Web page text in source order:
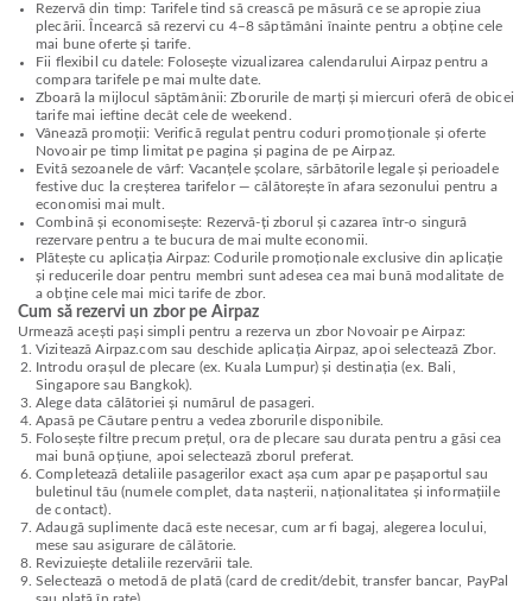
Rezervă din timp: Tarifele tind să crească pe măsură ce se apropie ziua
plecării. Încearcă să rezervi cu 4–8 săptămâni înainte pentru a obține cele
mai bune oferte și tarife.
Fii flexibil cu datele: Folosește vizualizarea calendarului Airpaz pentru a
compara tarifele pe mai multe date.
Zboară la mijlocul săptămânii: Zborurile de marți și miercuri oferă de obicei
tarife mai ieftine decât cele de weekend.
Vânează promoții: Verifică regulat pentru coduri promoționale și oferte
Novoair pe timp limitat pe pagina și pagina de pe Airpaz.
Evită sezoanele de vârf: Vacanțele școlare, sărbătorile legale și perioadele
festive duc la creșterea tarifelor — călătorește în afara sezonului pentru a
economisi mai mult.
Combină și economisește: Rezervă-ți zborul și cazarea într-o singură
rezervare pentru a te bucura de mai multe economii.
Plătește cu aplicația Airpaz: Codurile promoționale exclusive din aplicație
și reducerile doar pentru membri sunt adesea cea mai bună modalitate de
a obține cele mai mici tarife de zbor.
Cum să rezervi un zbor pe Airpaz
Urmează acești pași simpli pentru a rezerva un zbor Novoair pe Airpaz:
Vizitează Airpaz.com sau deschide aplicația Airpaz, apoi selectează Zbor.
Introdu orașul de plecare (ex. Kuala Lumpur) și destinația (ex. Bali,
Singapore sau Bangkok).
Alege data călătoriei și numărul de pasageri.
Apasă pe Căutare pentru a vedea zborurile disponibile.
Folosește filtre precum prețul, ora de plecare sau durata pentru a găsi cea
mai bună opțiune, apoi selectează zborul preferat.
Completează detaliile pasagerilor exact așa cum apar pe pașaportul sau
buletinul tău (numele complet, data nașterii, naționalitatea și informațiile
de contact).
Adaugă suplimente dacă este necesar, cum ar fi bagaj, alegerea locului,
mese sau asigurare de călătorie.
Revizuiește detaliile rezervării tale.
Selectează o metodă de plată (card de credit/debit, transfer bancar, PayPal